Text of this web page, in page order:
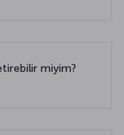
miyim?